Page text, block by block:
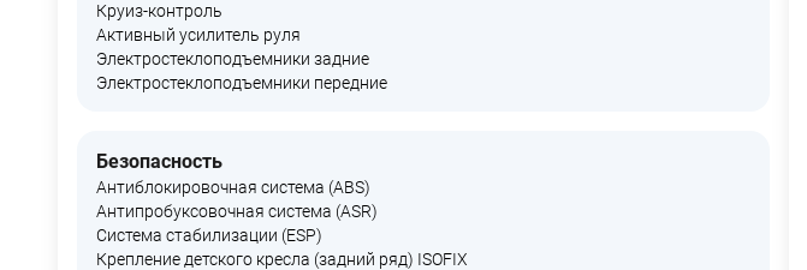
Круиз-контроль
Активный усилитель руля
Электростеклоподъемники задние
Электростеклоподъемники передние
Безопасность
Антиблокировочная система (ABS)
Антипробуксовочная система (ASR)
Система стабилизации (ESP)
Крепление детского кресла (задний ряд) ISOFIX